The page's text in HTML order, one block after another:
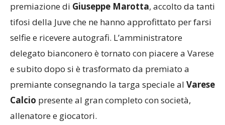
premiazione di Giuseppe Marotta, accolto da tanti
tifosi della Juve che ne hanno approfittato per farsi
selfie e ricevere autografi. L’amministratore
delegato bianconero è tornato con piacere a Varese
e subito dopo si è trasformato da premiato a
premiante consegnando la targa speciale al Varese
Calcio presente al gran completo con società,
allenatore e giocatori.